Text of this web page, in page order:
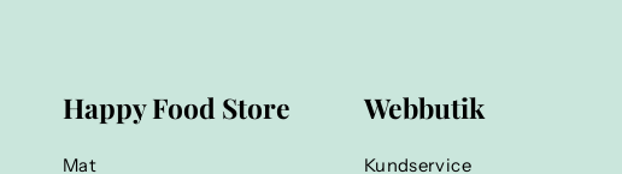
Happy Food Store
Mat
Webbutik
Kundservice